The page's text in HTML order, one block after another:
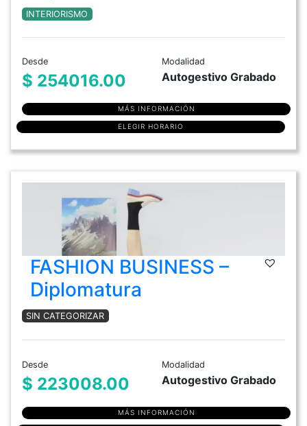
INTERIORISMO
Desde
$ 254016.00
Modalidad
Autogestivo Grabado
MÁS INFORMACIÓN
ELEGIR HORARIO
FASHION BUSINESS –
Diplomatura
SIN CATEGORIZAR
Desde
$ 223008.00
Modalidad
Autogestivo Grabado
MÁS INFORMACIÓN